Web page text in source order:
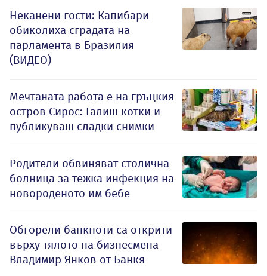
Неканени гости: Капибари
обиколиха сградата на
парламента в Бразилия
(ВИДЕО)
Мечтаната работа е на гръцкия
остров Сирос: Галиш котки и
публикуваш сладки снимки
Родители обвиняват столична
болница за тежка инфекция на
новороденото им бебе
Обгорели банкноти са открити
върху тялото на бизнесмена
Владимир Янков от Банкя